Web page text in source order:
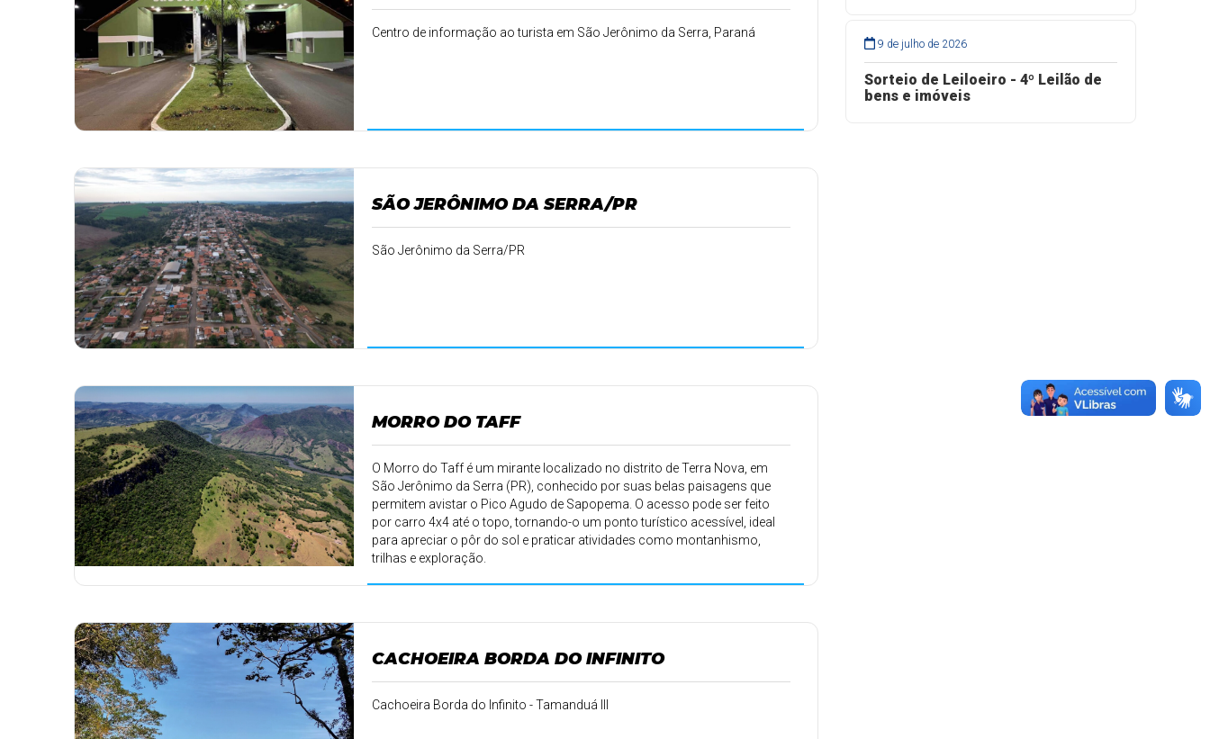
Centro de informação ao turista em São Jerônimo da Serra, Paraná
SÃO JERÔNIMO DA SERRA/PR
São Jerônimo da Serra/PR
MORRO DO TAFF
O Morro do Taff é um mirante localizado no distrito de Terra Nova, em
São Jerônimo da Serra (PR), conhecido por suas belas paisagens que
permitem avistar o Pico Agudo de Sapopema. O acesso pode ser feito
por carro 4x4 até o topo, tornando-o um ponto turístico acessível, ideal
para apreciar o pôr do sol e praticar atividades como montanhismo,
trilhas e exploração.
CACHOEIRA BORDA DO INFINITO
Cachoeira Borda do Infinito - Tamanduá III
9 de julho de 2026
Sorteio de Leiloeiro - 4º Leilão de
bens e imóveis